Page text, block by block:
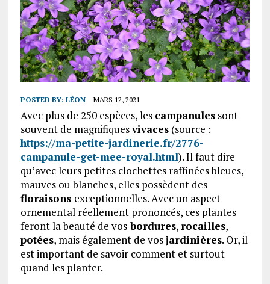
POSTED BY: LÉON MARS 12, 2021
Avec plus de 250 espèces, les campanulessont
souvent de magnifiquesvivaces(source :
https://ma-petite-jardinerie.fr/2776-
campanule-get-mee-royal.html). Il faut dire
qu’avec leurs petites clochettes raffinées bleues,
mauves ou blanches, elles possèdent des
floraisons exceptionnelles. Avec un aspect
ornemental réellement prononcés, ces plantes
feront la beauté de vosbordures, rocailles,
potées, mais également de vosjardinières. Or, il
est important de savoir comment et surtout
quand les planter.